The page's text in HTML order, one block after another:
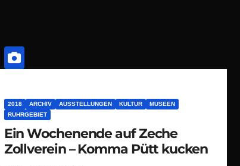
2018 ARCHIV AUSSTELLUNGEN KULTUR
MUSEEN
RUHRGEBIET
Ein Wochenende auf Zeche
Zollverein – Komma Pütt kucken